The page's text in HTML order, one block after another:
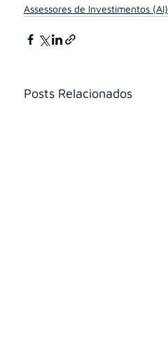
Assessores de Investimentos (AI)
Posts Relacionados